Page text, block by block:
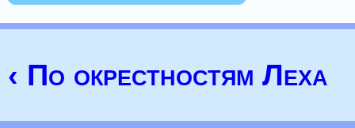
‹ По окрестностям Леха